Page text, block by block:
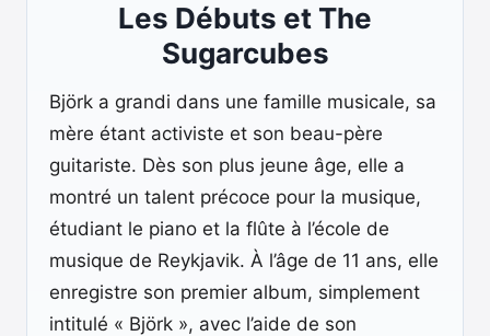
Les Débuts et The
Sugarcubes
Björk a grandi dans une famille musicale, sa
mère étant activiste et son beau-père
guitariste. Dès son plus jeune âge, elle a
montré un talent précoce pour la musique,
étudiant le piano et la flûte à l’école de
musique de Reykjavik. À l’âge de 11 ans, elle
enregistre son premier album, simplement
intitulé « Björk », avec l’aide de son